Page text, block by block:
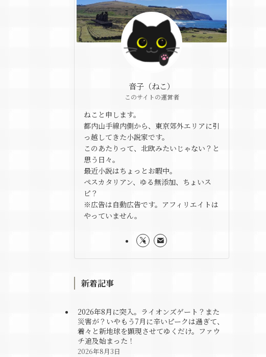
音子（ねこ）
このサイトの運営者
ねこと申します。
都内山手線内側から、東京郊外エリアに引
っ越してきた小説家です。
このあたりって、北欧みたいじゃない？と
思う日々。
最近小説はちょっとお暇中。
ペスカタリアン、ゆる無添加、ちょいス
ピ？
※広告は自動広告です。アフィリエイトは
やっていません。
新着記事
2026年8月に突入。ライオンズゲート？また
災害が？いやもう7月に辛いピークは過ぎて、
着々と新地球を顕現させてゆくだけ。ファウ
チ追及始まった！
2026年8月3日